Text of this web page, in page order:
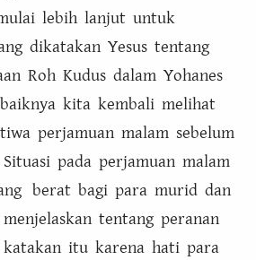
lebih lanjut untuk
dikatakan Yesus tentang
Roh Kudus dalam Yohanes
kita kembali melihat
perjamuan malam sebelum
Situasi pada perjamuan malam
berat bagi para murid dan
tentang peranan
katakan itu karena hati para